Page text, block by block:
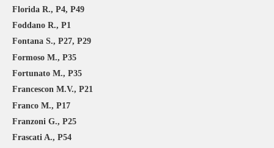
Florida R., P4, P49
Foddano R., P1
Fontana S., P27, P29
Formoso M., P35
Fortunato M., P35
Francescon M.V., P21
Franco M., P17
Franzoni G., P25
Frascati A., P54